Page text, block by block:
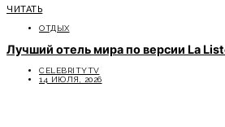
ЧИТАТЬ
ОТДЫХ
Лучший отель мира по версии La
CELEBRITYTV
14 ИЮЛЯ, 2026